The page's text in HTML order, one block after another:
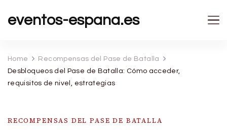
eventos-espana.es
Home
Recompensas del Pase de Batalla
Desbloqueos del Pase de Batalla: Cómo acceder,
requisitos de nivel, estrategias
RECOMPENSAS DEL PASE DE BATALLA